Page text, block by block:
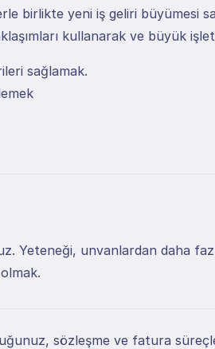
birlikte yeni iş geliri büyümesi
kullanarak ve büyük
sağlamak.
Yeteneği, unvanlardan daha
sözleşme ve fatura